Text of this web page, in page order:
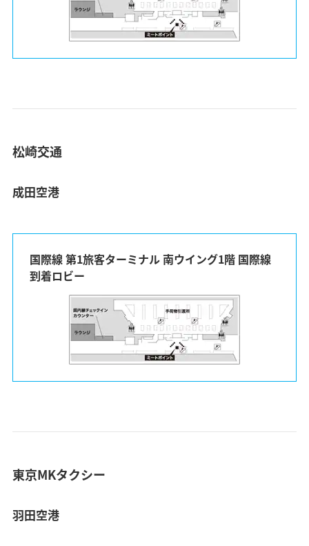
松崎交通
成田空港
国際線 第1旅客ターミナル 南ウイング1階 国際線
到着ロビー
東京MKタクシー
羽田空港